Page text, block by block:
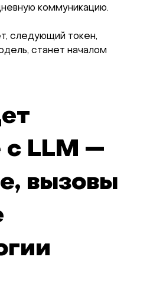
коммуникацию.
следующий токен,
станет началом
LLM —
вызовы